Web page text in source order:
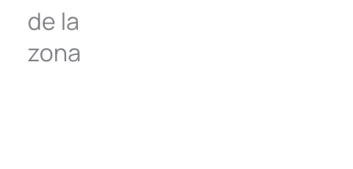
de la
zona